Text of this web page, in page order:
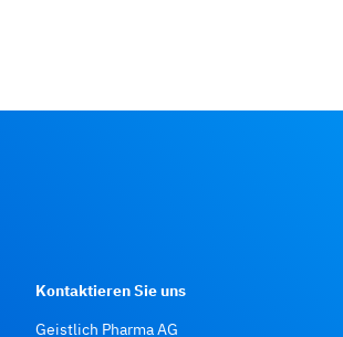
Kontaktieren Sie uns
Geistlich Pharma AG